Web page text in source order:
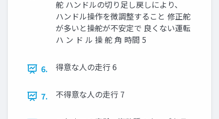
舵 ハンドルの切り⾜し戻しにより、
ハンドル操作を微調整すること 修正舵
が多いと操舵が不安定で 良くない運転
ハ ン ド ル 操 舵 ⾓ 時間 5
6. 得意な⼈の⾛⾏ 6
7. 不得意な⼈の⾛⾏ 7